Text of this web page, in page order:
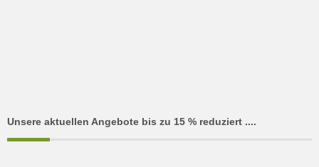
Unsere aktuellen Angebote bis zu 15 % reduziert ....